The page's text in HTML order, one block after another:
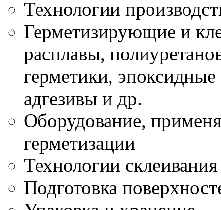
Технологии
Герметизирующие и
расплавы,
герметики,
адгезивы и др.
Оборудование,
герметизации
Технологии
Подготовка